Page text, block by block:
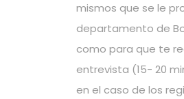
mismos que se le
departamento de
como para que te
entrevista (15- 20
en el caso de los